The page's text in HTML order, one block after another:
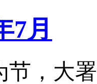
7月
节，大